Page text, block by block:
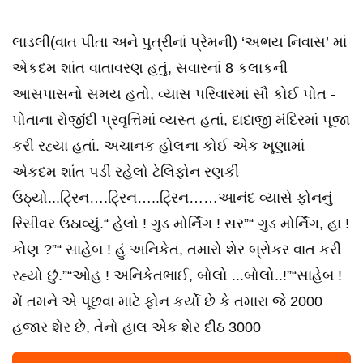
લાડલી(વાત પીતા અને પુત્રીનાં પ્રેમની) ‘અભય નિવાસ’ માં
એકદમ શાંત વાતાવરણ હતું, સવારનાં 8 કલાકની
આસપાસનો સમય હતો, વ્યાસ પરિવારમાં સૌ કોઈ પોત -
પોતાના રોજીંદી પ્રવૃત્તિમાં વ્યસ્ત હતાં, દાદાજી મંદિરમાં પૂજા
કરી રહ્યા હતાં. અચાનક હોલના કોઈ એક ખૂણામાં
એકદમ શાંત પડી રહેલો ટેલિફોન રણકી
ઉઠ્યો...ટ્રિન….ટ્રિન…..ટ્રિન……આનંદ વ્યાસે ફોનનું
રિસીવર ઉઠાવ્યું.“ હેલો ! ગુડ મોર્નિંગ ! સર”“ ગુડ મોર્નિંગ, હા !
કોણ ?”“ સાહેબ ! હું અનિકેત, તમારો શેર બ્રોકર વાત કરી
રહ્યો છું.”“ઓહ ! અનિકેતભાઈ, બોલો ...બોલો..!”“સાહેબ !
મેં તમને એ પૂછવા માટે ફોન કર્યો છે કે તમારા જે 2000
હજાર શેર છે, તેનો હાલ એક શેર દીઠ 3000